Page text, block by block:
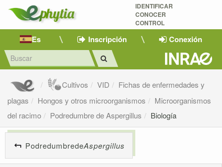
IDENTIFICAR
CONOCER
CONTROL
Es Inscripción Conexión
Cultivos VID
Fichas de enfermedades y
plagas
Hongos y otros microorganismos
Microorganismos
del racimo
Podredumbre de Aspergillus Biología
PodredumbredeAspergillus